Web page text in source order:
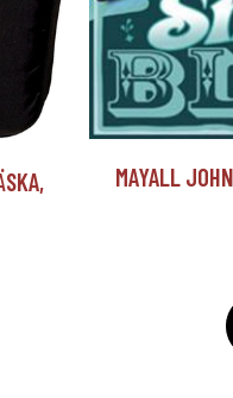
MAYALL